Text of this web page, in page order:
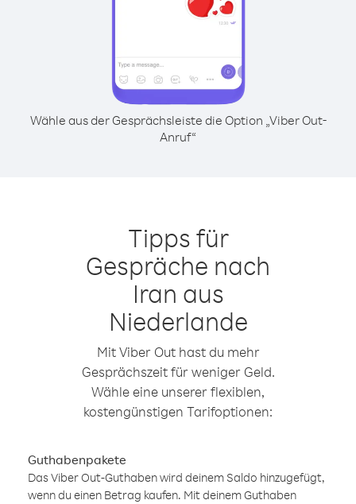
Wähle aus der Gesprächsleiste die Option „Viber Out-
Anruf“
Tipps für
Gespräche nach
Iran aus
Niederlande
Mit Viber Out hast du mehr
Gesprächszeit für weniger Geld.
Wähle eine unserer flexiblen,
kostengünstigen Tarifoptionen:
Guthabenpakete
Das Viber Out-Guthaben wird deinem Saldo hinzugefügt,
wenn du einen Betrag kaufen. Mit deinem Guthaben